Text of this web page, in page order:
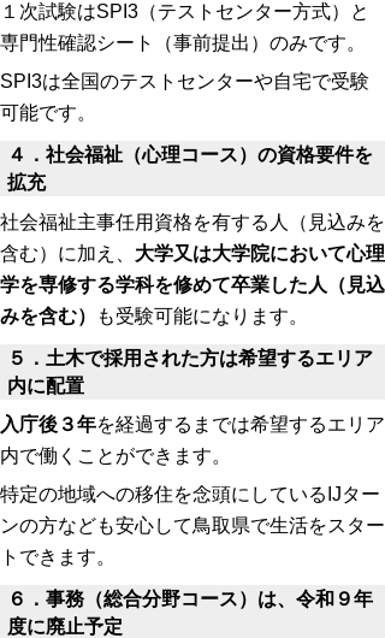
１次試験はSPI3（テストセンター方式）と
専門性確認シート（事前提出）のみです。
SPI3は全国のテストセンターや自宅で受験
可能です。
４．社会福祉（心理コース）の資格要件を
拡充
社会福祉主事任用資格を有する人（見込みを
含む）に加え、 大学又は大学院において心理
学を専修する学科を修めて卒業した人（見込
みを含む）
も受験可能になります。
５．土木で採用された方は希望するエリア
内に配置
入庁後３年を経過するまでは希望するエリア
内で働くことができます。
特定の地域への移住を念頭にしているIJター
ンの方なども安心して鳥取県で生活をスター
トできます。
６．事務（総合分野コース）は、令和９年
度に廃止予定